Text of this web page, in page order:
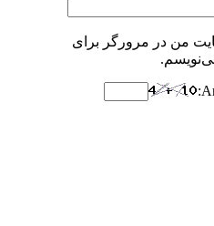
من در مرورگر برای